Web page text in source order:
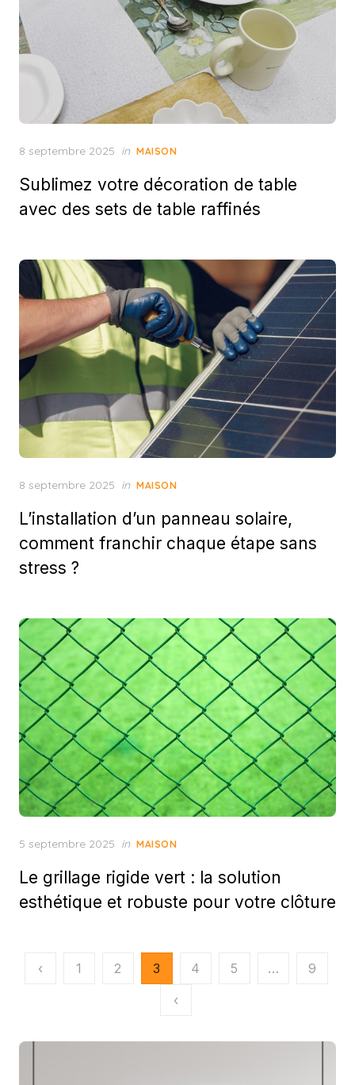
Posted
8 septembre 2025 in MAISON
Sublimez votre décoration de table
avec des sets de table raffinés
Posted
8 septembre 2025 in MAISON
L’installation d’un panneau solaire,
comment franchir chaque étape sans
stress ?
Posted
5 septembre 2025 in MAISON
Le grillage rigide vert : la solution
esthétique et robuste pour votre clôture
Pagination
‹ 1 2 3 4 5 …
9
‹